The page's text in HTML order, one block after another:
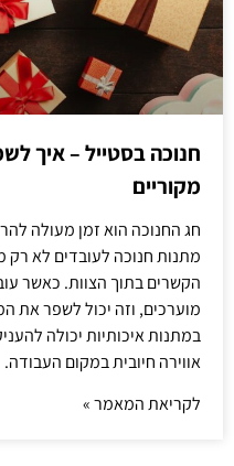
חנוכה בסטייל – איך
מקוריים
חג החנוכה הוא זמן מעולה
מתנות חנוכה לעובדים לא
הקשרים בתוך הצוות. כאשר
מוערכים, וזה יכול לשפר את
במתנות איכותיות יכולה
אווירה חיובית במקום העבודה.
לקריאת המאמר »